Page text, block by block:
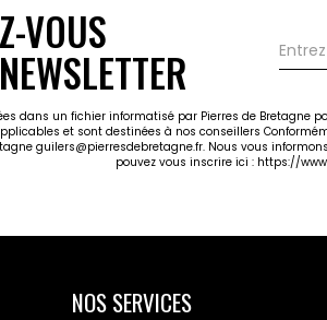
VOUS
dans un fichier informatisé par Pierres de Bretagne
et sont destinées à nos conseillers
guilers@pierresdebretagne.fr. Nous vous
pouvez vous inscrire ici : https://
NOS SERVICES